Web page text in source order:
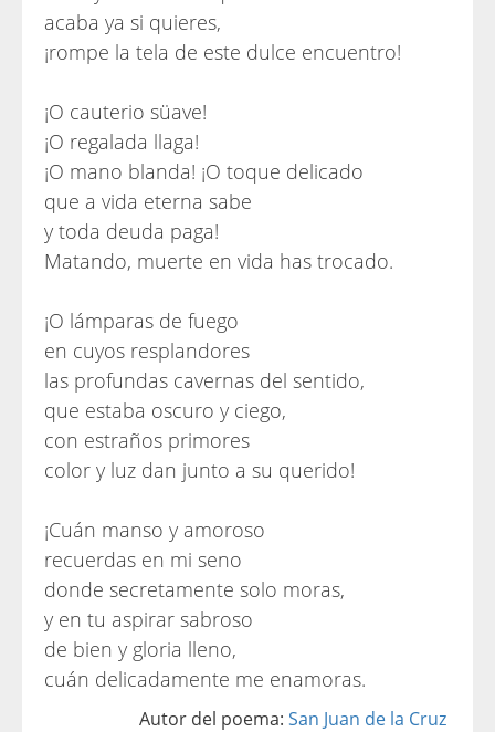
acaba ya si quieres,
¡rompe la tela de este dulce encuentro!
¡O cauterio süave!
¡O regalada llaga!
¡O mano blanda! ¡O toque delicado
que a vida eterna sabe
y toda deuda paga!
Matando, muerte en vida has trocado.
¡O lámparas de fuego
en cuyos resplandores
las profundas cavernas del sentido,
que estaba oscuro y ciego,
con estraños primores
color y luz dan junto a su querido!
¡Cuán manso y amoroso
recuerdas en mi seno
donde secretamente solo moras,
y en tu aspirar sabroso
de bien y gloria lleno,
cuán delicadamente me enamoras.
Autor del poema: San Juan de la Cruz